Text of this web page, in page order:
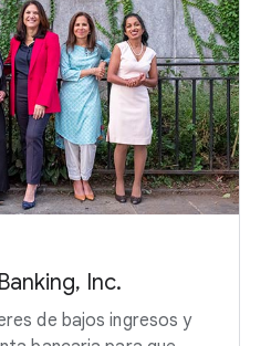
Inc.
de bajos ingresos y